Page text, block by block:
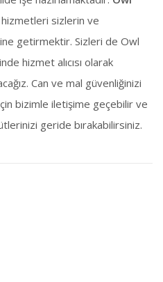
sizlerin ve
getirmektir. Sizleri de Owl
hizmet alıcısı olarak
Can ve mal güvenliğinizi
bizimle iletişime geçebilir ve
geride bırakabilirsiniz.